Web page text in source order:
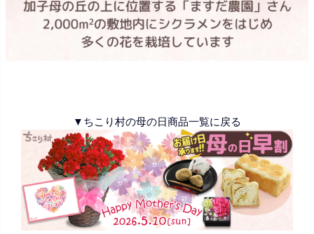
▼ちこり村の母の日商品一覧に戻る